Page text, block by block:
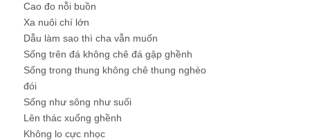
Cao đo nỗi buồn
Xa nuôi chí lớn
Dẫu làm sao thì cha vẫn muốn
Sống trên đá không chê đá gập ghềnh
Sống trong thung không chê thung nghèo
đói
Sống như sông như suối
Lên thác xuống ghềnh
Không lo cực nhọc